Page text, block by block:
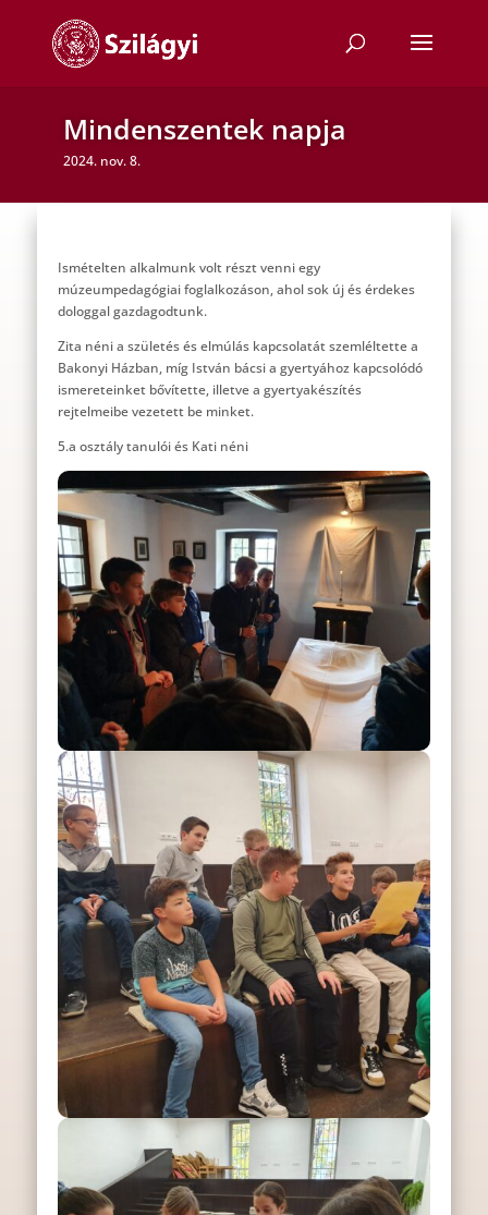
Mindenszentek napja
2024. nov. 8.
Ismételten alkalmunk volt részt venni egy
múzeumpedagógiai foglalkozáson, ahol sok új és érdekes
dologgal gazdagodtunk.
Zita néni a születés és elmúlás kapcsolatát szemléltette a
Bakonyi Házban, míg István bácsi a gyertyához kapcsolódó
ismereteinket bővítette, illetve a gyertyakészítés
rejtelmeibe vezetett be minket.
5.a osztály tanulói és Kati néni